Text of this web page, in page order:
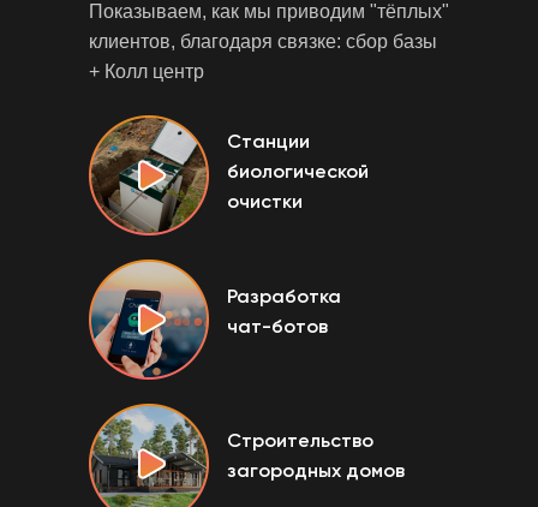
Показываем, как мы приводим "тёплых"
клиентов, благодаря связке: сбор базы
+ Колл центр
Станции
биологической
очистки
Разработка
чат-ботов
Строительство
загородных домов